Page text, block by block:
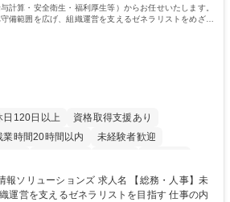
計算・安全衛生・福利厚生等）からお任せいたします。
備範囲を広げ、組織運営を支えるゼネラリストをめざせ
日120日以上
資格取得支援あり
業時間20時間以内
未経験者歓迎
交通費支給 土日祝休み 寮・社宅あり
ンズ 求人名 【総務・人事】未
を支えるゼネラリストを目指す 仕事の内